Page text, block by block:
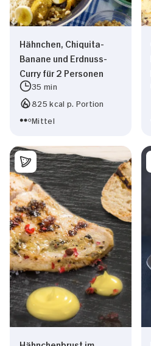
Hähnchen, Chiquita-
Banane und Erdnuss-
Curry für 2 Personen
35 min
825 kcal p. Portion
Mittel
Hähnchenbrust im